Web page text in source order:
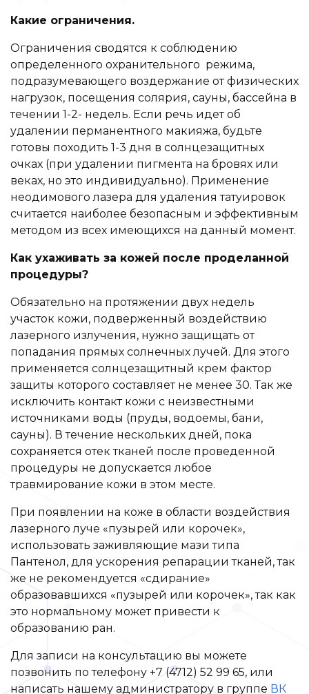
Какие ограничения.
Ограничения сводятся к соблюдению
определенного охранительного режима,
подразумевающего воздержание от физических
нагрузок, посещения солярия, сауны, бассейна в
течении 1-2- недель. Если речь идет об
удалении перманентного макияжа, будьте
готовы походить 1-3 дня в солнцезащитных
очках (при удалении пигмента на бровях или
веках, но это индивидуально). Применение
неодимового лазера для удаления татуировок
считается наиболее безопасным и эффективным
методом из всех имеющихся на данный момент.
Как ухаживать за кожей после проделанной
процедуры?
Обязательно на протяжении двух недель
участок кожи, подверженный воздействию
лазерного излучения, нужно защищать от
попадания прямых солнечных лучей. Для этого
применяется солнцезащитный крем фактор
защиты которого составляет не менее 30. Так же
исключить контакт кожи с неизвестными
источниками воды (пруды, водоемы, бани,
сауны). В течение нескольких дней, пока
сохраняется отек тканей после проведенной
процедуры не допускается любое
травмирование кожи в этом месте.
При появлении на коже в области воздействия
лазерного луче «пузырей или корочек»,
использовать заживляющие мази типа
Пантенол, для ускорения репарации тканей, так
же не рекомендуется «сдирание»
образовавшихся «пузырей или корочек», так как
это нормальному может привести к
образованию ран.
Для записи на консультацию вы можете
позвонить по телефону +7 (4712) 52 99 65, или
написать нашему администратору в группе ВК